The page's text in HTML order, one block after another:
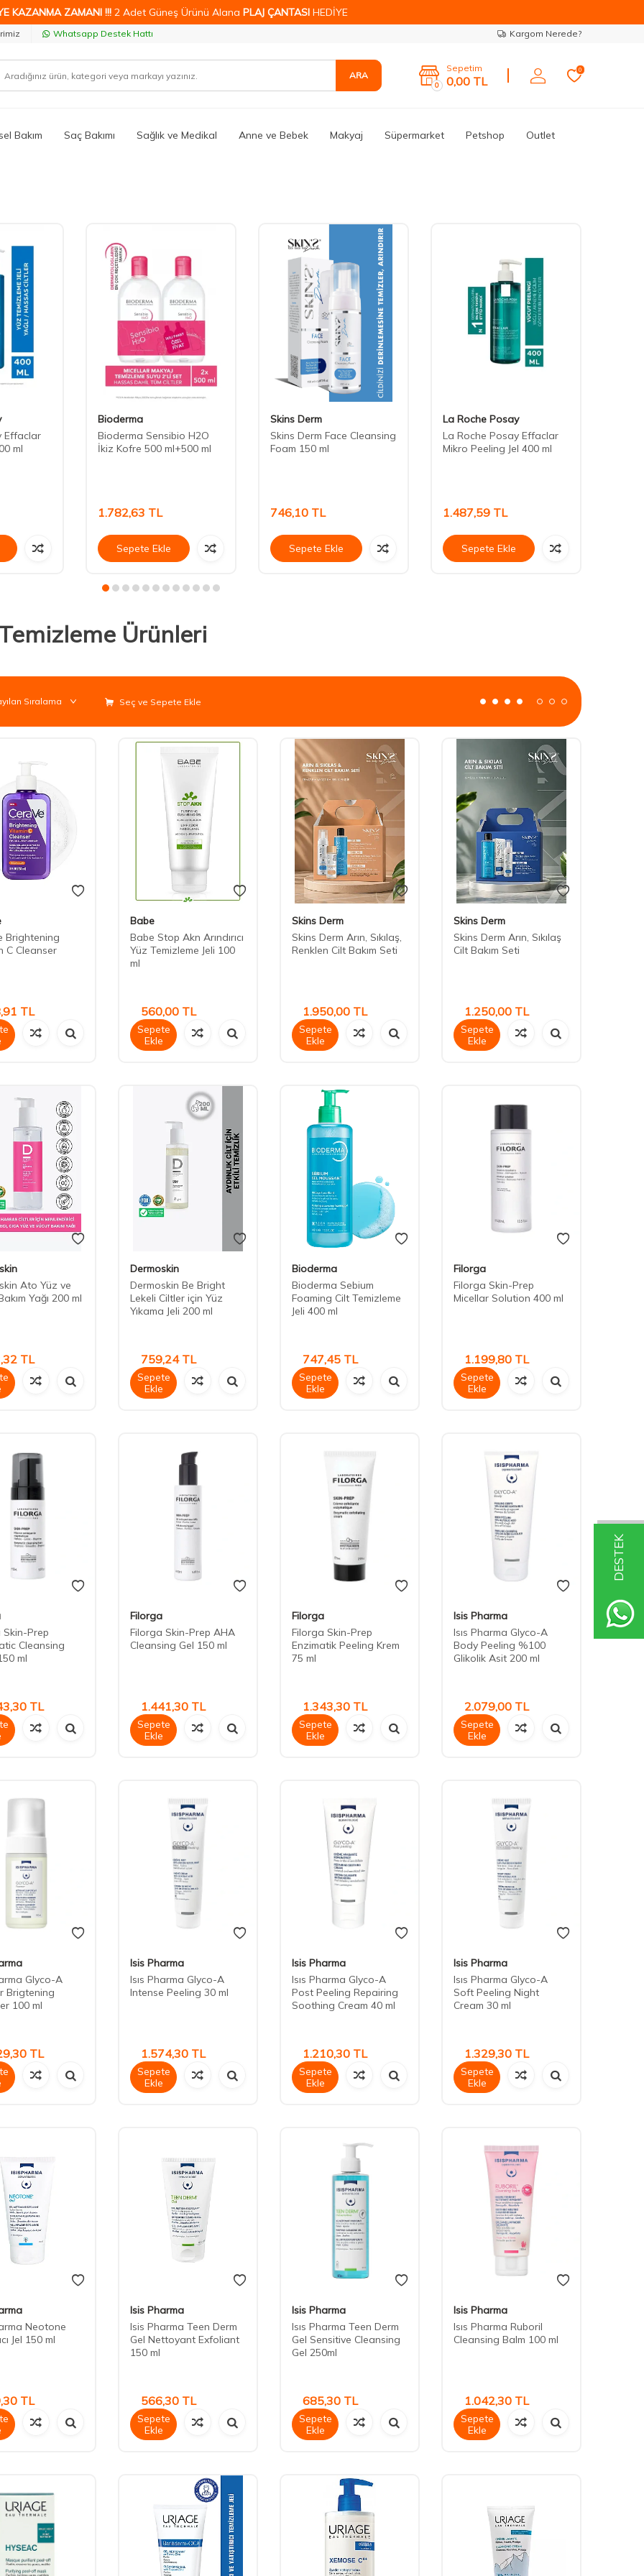
DESTEK
KAZANMA ZAMANI !!! 2 Adet Güneş Ürünü Alana PLAJ ÇANTASI HEDİYE
Whatsapp Destek Hattı Kargom Nerede?
ARA
0
Sepetim
0,00 TL
0
Bakım Saç Bakımı Sağlık ve Medikal Anne ve Bebek Makyaj Süpermarket Petshop Outlet
Effaclar
ml
Bioderma
Bioderma Sensibio H2O
İkiz Kofre 500 ml+500 ml
1.782,63 TL
Sepete Ekle
Skins Derm
Skins Derm Face Cleansing
Foam 150 ml
746,10 TL
Sepete Ekle
La Roche Posay
La Roche Posay Effaclar
Mikro Peeling Jel 400 ml
1.487,59 TL
Sepete Ekle
Ürünleri
Seç ve Sepete Ekle
Brightening
C Cleanser
TL
Babe
Babe Stop Akn Arındırıcı
Yüz Temizleme Jeli 100
ml
560,00 TL
Sepete
Ekle
Skins Derm
Skins Derm Arın, Sıkılaş,
Renklen Cilt Bakım Seti
1.950,00 TL
Sepete
Ekle
Skins Derm
Skins Derm Arın, Sıkılaş
Cilt Bakım Seti
1.250,00 TL
Sepete
Ekle
Ato Yüz ve
Yağı 200 ml
TL
Dermoskin
Dermoskin Be Bright
Lekeli Ciltler için Yüz
Yıkama Jeli 200 ml
759,24TL
Sepete
Ekle
Bioderma
Bioderma Sebium
Foaming Cilt Temizleme
Jeli 400 ml
747,45 TL
Sepete
Ekle
Filorga
Filorga Skin-Prep
Micellar Solution 400 ml
1.199,80 TL
Sepete
Ekle
Skin-Prep
Cleansing
ml
TL
Filorga
Filorga Skin-Prep AHA
Cleansing Gel 150 ml
1.441,30 TL
Sepete
Ekle
Filorga
Filorga Skin-Prep
Enzimatik Peeling Krem
75 ml
1.343,30 TL
Sepete
Ekle
Isis Pharma
Isıs Pharma Glyco-A
Body Peeling %100
Glikolik Asit 200 ml
2.079,00 TL
Sepete
Ekle
Glyco-A
Brigtening
100 ml
TL
Isis Pharma
Isıs Pharma Glyco-A
Intense Peeling 30 ml
1.574,30 TL
Sepete
Ekle
Isis Pharma
Isıs Pharma Glyco-A
Post Peeling Repairing
Soothing Cream 40 ml
1.210,30 TL
Sepete
Ekle
Isis Pharma
Isıs Pharma Glyco-A
Soft Peeling Night
Cream 30 ml
1.329,30 TL
Sepete
Ekle
Neotone
Jel 150 ml
TL
Isis Pharma
Isis Pharma Teen Derm
Gel Nettoyant Exfoliant
150 ml
566,30 TL
Sepete
Ekle
Isis Pharma
Isıs Pharma Teen Derm
Gel Sensitive Cleansing
Gel 250ml
685,30 TL
Sepete
Ekle
Isis Pharma
Isıs Pharma Ruboril
Cleansing Balm 100 ml
1.042,30 TL
Sepete
Ekle